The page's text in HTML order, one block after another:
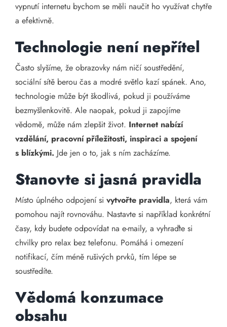
vypnutí internetu bychom se měli naučit ho využívat chytře
a efektivně.
Technologie není nepřítel
Často slyšíme, že obrazovky nám ničí soustředění,
sociální sítě berou čas a modré světlo kazí spánek. Ano,
technologie může být škodlivá, pokud ji používáme
bezmyšlenkovitě. Ale naopak, pokud ji zapojíme
vědomě, může nám zlepšit život. Internet nabízí
vzdělání, pracovní příležitosti, inspiraci a spojení
s blízkými. Jde jen o to, jak s ním zacházíme.
Stanovte si jasná pravidla
Místo úplného odpojení si vytvořte pravidla, která vám
pomohou najít rovnováhu. Nastavte si například konkrétní
časy, kdy budete odpovídat na e-maily, a vyhraďte si
chvilky pro relax bez telefonu. Pomáhá i omezení
notifikací, čím méně rušivých prvků, tím lépe se
soustředíte.
Vědomá konzumace
obsahu